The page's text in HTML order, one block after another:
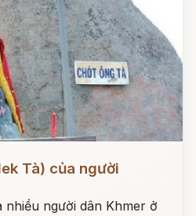
Tà) của người
nhiều người dân Khmer ở